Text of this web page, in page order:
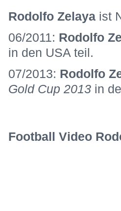
Rodolfo Zelaya ist
06/2011: Rodolfo
in den USA teil.
07/2013: Rodolfo
Gold Cup 2013 in
Football Video